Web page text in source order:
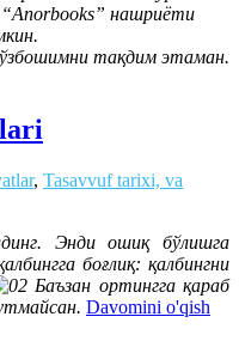
нашриёти
тақдим этаман.
, Tasavvuf tarixi, va
Энди ошиқ бўлишга
боғлиқ: қалбингни
Баъзан ортингга қараб
Davomini o'qish